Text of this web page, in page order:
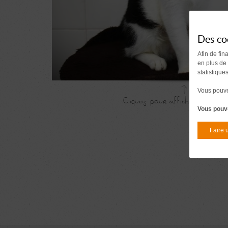
Des
Afin de
en plus
Vous
Vous
Faire